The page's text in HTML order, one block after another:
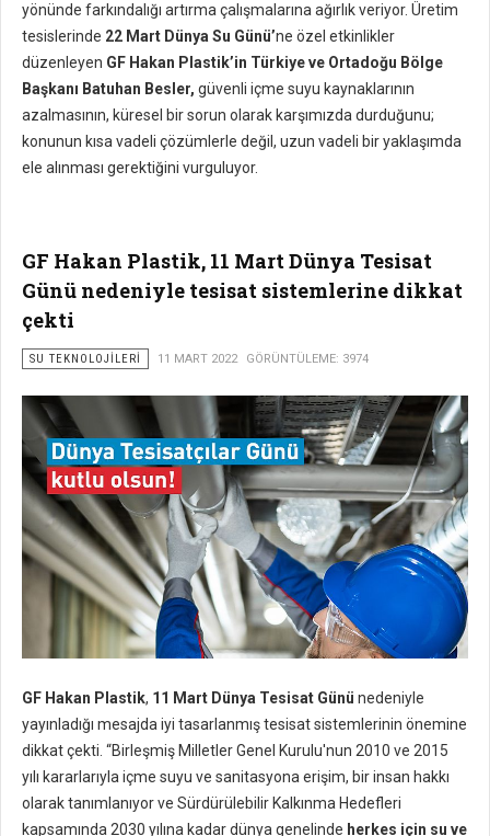
yönünde farkındalığı artırma çalışmalarına ağırlık veriyor. Üretim
tesislerinde 22 Mart Dünya Su Günü’ne özel etkinlikler
düzenleyen GF Hakan Plastik’in Türkiye ve Ortadoğu Bölge
Başkanı Batuhan Besler, güvenli içme suyu kaynaklarının
azalmasının, küresel bir sorun olarak karşımızda durduğunu;
konunun kısa vadeli çözümlerle değil, uzun vadeli bir yaklaşımda
ele alınması gerektiğini vurguluyor.
GF Hakan Plastik, 11 Mart Dünya Tesisat
Günü nedeniyle tesisat sistemlerine dikkat
çekti
SU TEKNOLOJILERI 11 MART 2022 GÖRÜNTÜLEME: 3974
GF Hakan Plastik, 11 Mart Dünya Tesisat Günü nedeniyle
yayınladığı mesajda iyi tasarlanmış tesisat sistemlerinin önemine
dikkat çekti. “Birleşmiş Milletler Genel Kurulu'nun 2010 ve 2015
yılı kararlarıyla içme suyu ve sanitasyona erişim, bir insan hakkı
olarak tanımlanıyor ve Sürdürülebilir Kalkınma Hedefleri
kapsamında 2030 yılına kadar dünya genelinde herkes için su ve